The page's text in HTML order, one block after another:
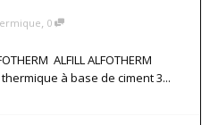
, 0
ALFILL ALFOTHERM
à base de ciment 3...